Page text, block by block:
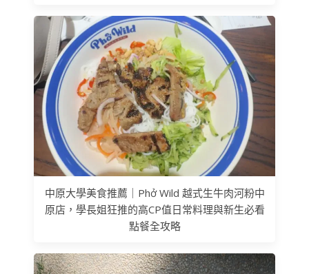
中原大學美食推薦｜Phở Wild 越式生牛肉河粉中
原店，學長姐狂推的高CP值日常料理與新生必看
點餐全攻略